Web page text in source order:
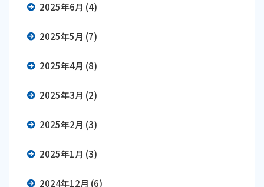
2025年6月 (4)
2025年5月 (7)
2025年4月 (8)
2025年3月 (2)
2025年2月 (3)
2025年1月 (3)
2024年12月 (6)